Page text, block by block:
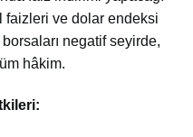
faizleri ve dolar endeksi
borsaları negatif seyirde,
hâkim.